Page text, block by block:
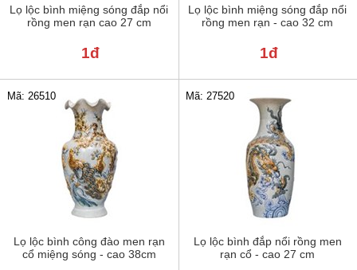
Lọ lộc bình miệng sóng đắp nổi
rồng men rạn cao 27 cm
1đ
Lọ lộc bình miệng sóng đắp nổi
rồng men rạn - cao 32 cm
1đ
Lọ lộc bình công đào men rạn
cổ miệng sóng - cao 38cm
Mã: 26510
Lọ lộc bình đắp nổi rồng men
rạn cổ - cao 27 cm
Mã: 27520